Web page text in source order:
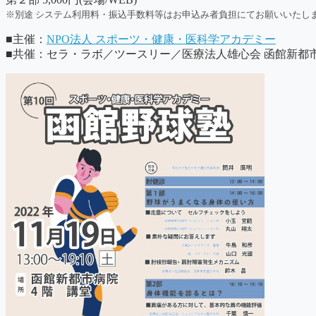
※別途 システム利用料・振込手数料等はお申込み者負担にてお願いいたし
■主催： NPO法人 スポーツ・健康・医科学アカデミー
■共催：セラ・ラボ／ツースリー／医療法人雄心会 函館新都